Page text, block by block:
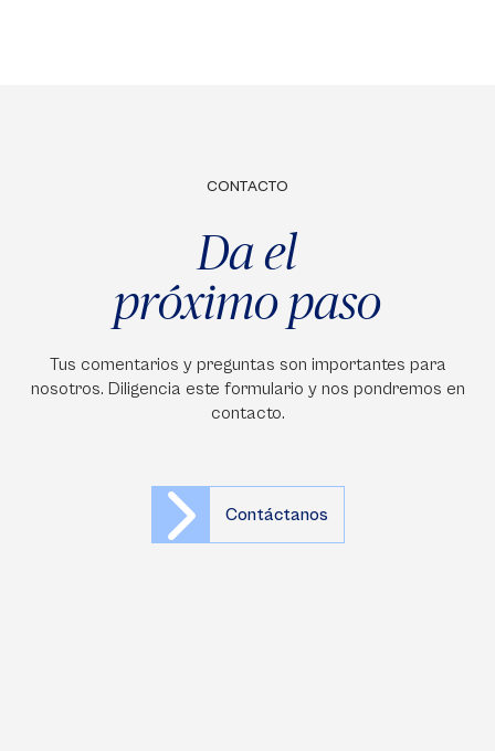
CONTACTO
Da el
próximo paso
Tus comentarios y preguntas son importantes para
nosotros. Diligencia este formulario y nos pondremos en
contacto.
Contáctanos